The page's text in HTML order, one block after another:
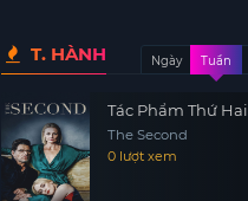
T. HÀNH Ngày Tuần
Tác Phẩm Thứ Hai
The Second
0 lượt xem